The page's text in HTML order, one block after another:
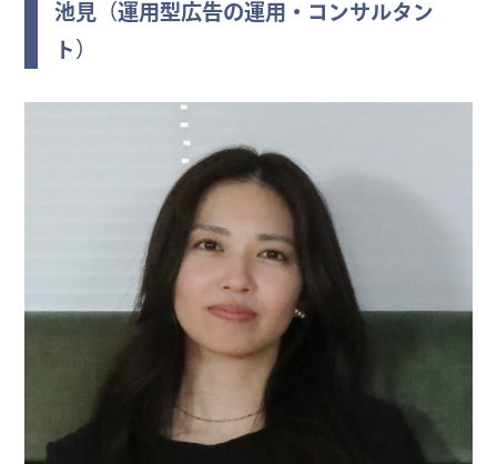
池見（運用型広告の運用・コンサルタン
ト）